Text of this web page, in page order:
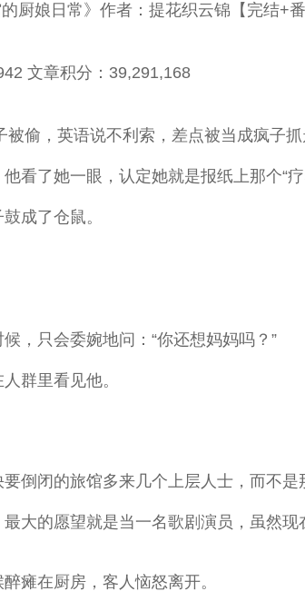
厨娘日常》作者：提花织云锦【完结+番
文章积分：39,291,168
偷，英语说不利索，差点被当成疯子抓
看了她一眼，认定她就是报纸上那个“疗
成了仓鼠。
，只会委婉地问：“你还想妈妈吗？”
群里看见他。
倒闭的旅馆多来几个上层人士，而不是
大的愿望就是当一名歌剧演员，虽然现
瘫在厨房，客人恼怒离开。